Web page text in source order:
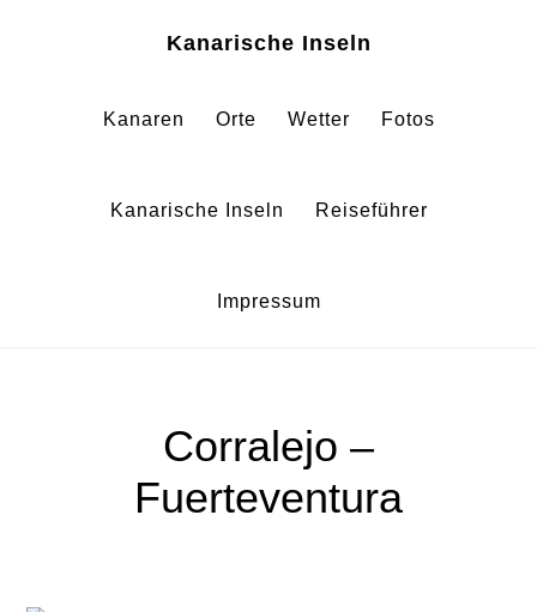
Kanarische Inseln
Kanaren Orte Wetter Fotos
Kanarische Inseln Reiseführer
Impressum
Corralejo –
Fuerteventura